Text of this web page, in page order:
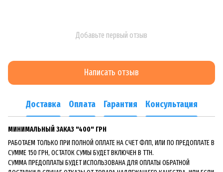
Добавьте первый отзыв
Написать отзыв
Доставка Оплата Гарантия Консультация
МИНИМАЛЬНЫЙ ЗАКАЗ "400" ГРН
РАБОТАЕМ ТОЛЬКО ПРИ ПОЛНОЙ ОПЛАТЕ НА СЧЕТ ФЛП, ИЛИ ПО ПРЕДОПЛАТЕ В
СУММЕ 150 ГРН, ОСТАТОК СУМЫ БУДЕТ ВКЛЮЧЕН В ТТН.
СУММА ПРЕДОПЛАТЫ БУДЕТ ИСПОЛЬЗОВАНА ДЛЯ ОПЛАТЫ ОБРАТНОЙ